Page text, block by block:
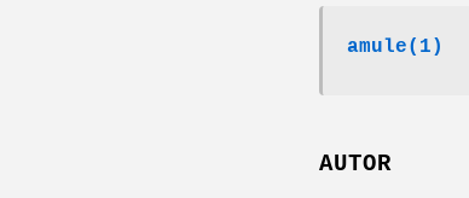
amule(1)
AUTOR